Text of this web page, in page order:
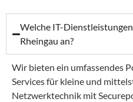
Welche IT-
Rheingau an?
Wir bieten ein umfassendes
Services für kleine und
Netzwerktechnik mit